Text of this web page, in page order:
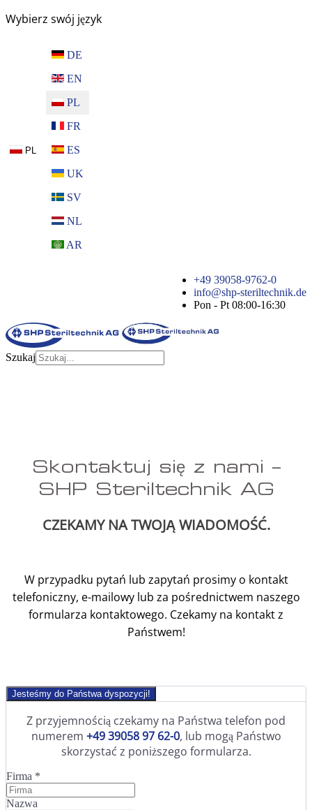
Wybierz swój język
PL
DE
EN
PL
FR
ES
UK
SV
NL
AR
+49 39058-9762-0
info@shp-steriltechnik.de
Pon - Pt 08:00-16:30
Szukaj
Skontaktuj się z nami –
SHP Steriltechnik AG
CZEKAMY NA TWOJĄ WIADOMOŚĆ.
W przypadku pytań lub zapytań prosimy o kontakt
telefoniczny, e-mailowy lub za pośrednictwem naszego
formularza kontaktowego. Czekamy na kontakt z
Państwem!
Jesteśmy do Państwa dyspozycji!
Z przyjemnością czekamy na Państwa telefon pod
numerem +49 39058 97 62-0, lub mogą Państwo
skorzystać z poniższego formularza.
Firma *
Nazwa